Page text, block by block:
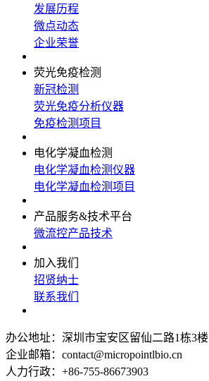
发展历程
微点动态
企业荣誉
荧光免疫检测
新冠检测
荧光免疫分析仪器
免疫检测项目
电化学凝血检测
电化学凝血检测仪器
电化学凝血检测项目
产品服务&技术平台
微流控产品技术
加入我们
招贤纳士
联系我们
办公地址：深圳市宝安区留仙二路1栋3楼
企业邮箱：contact@micropointlbio.cn
人力行政：+86-755-86673903